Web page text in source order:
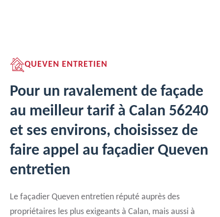
QUEVEN ENTRETIEN
Pour un ravalement de façade
au meilleur tarif à Calan 56240
et ses environs, choisissez de
faire appel au façadier Queven
entretien
Le façadier Queven entretien réputé auprès des
propriétaires les plus exigeants à Calan, mais aussi à